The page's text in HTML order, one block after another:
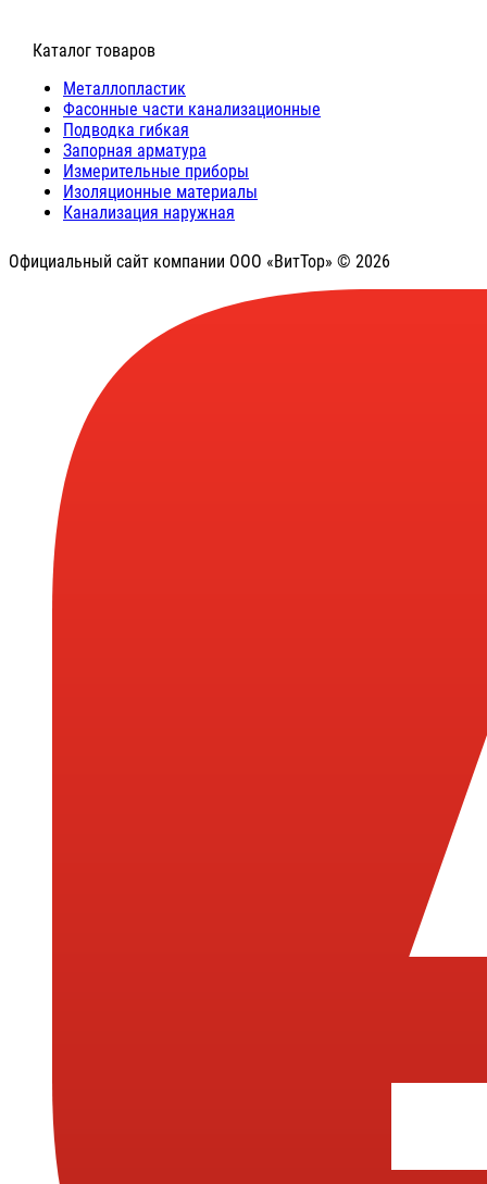
⠀Каталог товаров
Металлопластик
Фасонные части канализационные
Подводка гибкая
Запорная арматура
Измерительные приборы
Изоляционные материалы
Канализация наружная
Официальный сайт компании ООО «ВитТор» © 2026